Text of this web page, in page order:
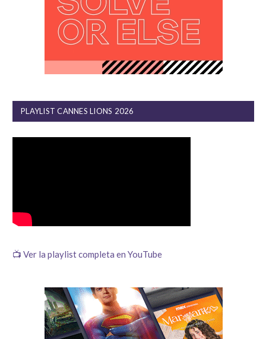
PLAYLIST CANNES LIONS 2026
📺 Ver la playlist completa en YouTube